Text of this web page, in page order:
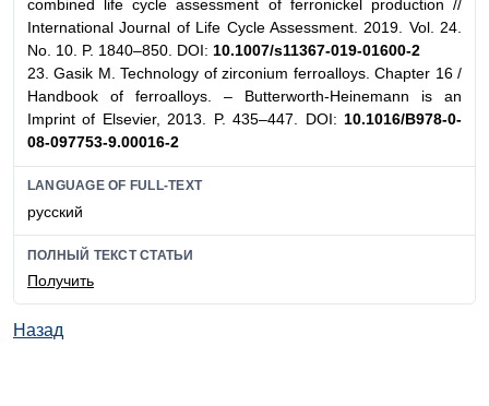
combined life cycle assessment of ferronickel production //
International Journal of Life Cycle Assessment. 2019. Vol. 24.
No. 10. P. 1840–850. DOI: 10.1007/s11367-019-01600-2
23. Gasik M. Technology of zirconium ferroalloys. Chapter 16 /
Handbook of ferroalloys. – Butterworth-Heinemann is an
Imprint of Elsevier, 2013. P. 435–447. DOI: 10.1016/B978-0-
08-097753-9.00016-2
LANGUAGE OF FULL-TEXT
русский
ПОЛНЫЙ ТЕКСТ СТАТЬИ
Получить
Назад